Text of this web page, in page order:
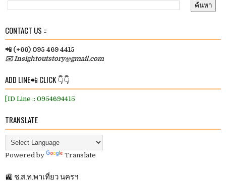
CONTACT US ::
📲 (+66) 095 469 4415
✉️ Insightoutstory@gmail.com
ADD LINE📲 CLICK 👇👇
[ID Line :: 0954694415
TRANSLATE
Powered by Translate
🚉 ช.ส.ท.พาเที่ยว นครฯ